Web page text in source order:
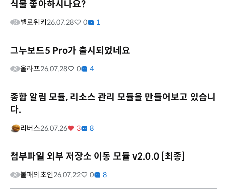
식물 좋아하시나요?
벨로위키26.07.28 0 1
그누보드5 Pro가 출시되었네요
울라프26.07.28 0 4
종합 알림 모듈, 리소스 관리 모듈을 만들어보고 있습니
다.
리버스26.07.26 3 8
첨부파일 외부 저장소 이동 모듈 v2.0.0 [최종]
불패의초인26.07.22 0 8